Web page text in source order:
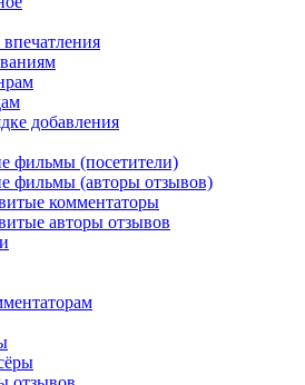
добавления
фильмы (посетители)
фильмы (авторы отзывов)
комментаторы
авторы отзывов